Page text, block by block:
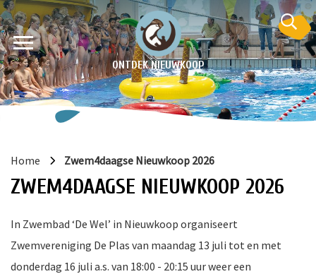
ONTDEK NIEUWKOOP
Home Zwem4daagse Nieuwkoop 2026
ZWEM4DAAGSE NIEUWKOOP 2026
In Zwembad ‘De Wel’ in Nieuwkoop organiseert
Zwemvereniging De Plas van maandag 13 juli tot en met
donderdag 16 juli a.s. van 18:00 - 20:15 uur weer een